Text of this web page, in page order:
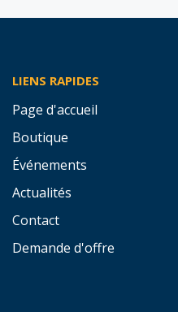
LIENS RAPIDES
Page d'accueil
Boutique
Événements
Actualités
Contact
Demande d'offre